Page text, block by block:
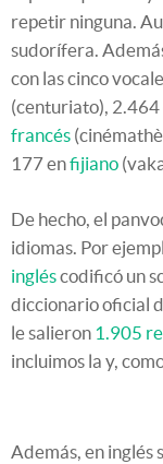
repetir ninguna.
sudorífera.
con las cinco
(centuriato), 2.464
francés
177 enfijiano
De hecho, el
idiomas. Por
ingléscodificó un
diccionario oficial
le salieron 1.905
incluimos la y,
Además, en inglés